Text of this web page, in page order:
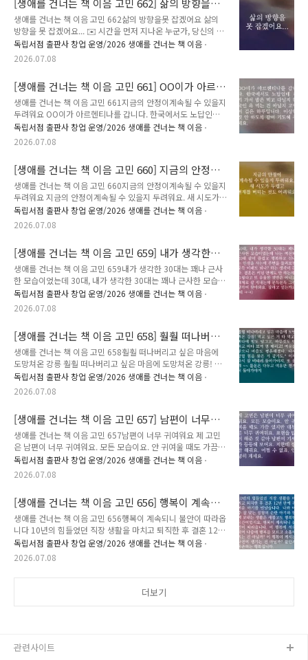
여러분이 남겨주신 추천은 비슷한 고민을 하는 또 다른 누군가에
게 다정한 이정표가 되어줄 예정입니다. 책 추천이 달린 고민 가
운데 80개를 선정해, 추천해주신 분의 이름(별명)으로 실제 고민
을 남긴 분에게 추천 도서를 선물해 드립니다.🕰️ 이 고민은
2026년 5월부터 6월까지 강릉 지역 7곳에서 진행된 [..
[생애를 건너는 책 이음 고민 662] 삶의 방향을못
잡겠어요
생애를 건너는 책 이음 고민 662삶의 방향을못 잡겠어요 삶의
방향을 못 잡겠어요... ✉️ 시간을 먼저 지나온 누군가, 당신의 고
민에 책으로 답합니다. 생애를 건너는 책 이음 : 시간을 건너 너
에게 갈게.✍️ 고민에 어울리는 책과 그 이유, 그리고 응원의 한
마디를 댓글에 남겨주세요.🎁 여러분이 남겨주신 추천은 비슷한
니다. 책 추천이 달린 고민 가운데 80개를 선정해, 추천해주신
분의 이름(별명)으로 실제 고민을 남긴 분에게 추천 도서를 선물
해 드립니다.🕰️ 이 고민은 2026년 5월부터 6월까지 강릉 지역
7곳에서 진행된 [생애를 건너는 책 이음] 프로그램을 통해 접수
되었습니다. 7월부터 8월까지 아래 장소를 직접 방문해 ..
독립서점 출판사 창업 운영/2026 생애를 건너는 책 이음
2026.07.08
[생애를 건너는 책 이음 고민 661] OO이가 아르
헨티나를 갑니다
생애를 건너는 책 이음 고민 661지금의 안정이계속될 수 있을지
두려워요 OO이가 아르헨티나를 갑니다. 한국에서도 노답인데
거기 가서 밥은 먹고 다닐지 한국인 욕 먹는 건 아닐지 고민이 깊
은 하루입니다. 이상한 짓 안 하도록 같이 기도해 주세요. ✉️ 시
간을 먼저 지나온 누군가, 당신의 고민에 책으로 답합니다. 생애
는 책과 그 이유, 그리고 응원의 한마디를 댓글에 남겨주세요.🎁
여러분이 남겨주신 추천은 비슷한 고민을 하는 또 다른 누군가에
게 다정한 이정표가 되어줄 예정입니다. 책 추천이 달린 고민 가
운데 80개를 선정해, 추천해주신 분의 이름(별명)으로 실제 고민
을 남긴 분에게 추천 도서를 선물해 드립니다.🕰️ 이 고민은 2..
독립서점 출판사 창업 운영/2026 생애를 건너는 책 이음
2026.07.08
[생애를 건너는 책 이음 고민 660] 지금의 안정이
계속될 수 있을지 두려워요
생애를 건너는 책 이음 고민 660지금의 안정이계속될 수 있을지
두려워요 지금의 안정이계속될 수 있을지 두려워요. 새 시도가
두렵고현재를 버티는 것도 어려워요. ✉️ 시간을 먼저 지나온 누
군가, 당신의 고민에 책으로 답합니다. 생애를 건너는 책 이음 :
시간을 건너 너에게 갈게.✍️ 고민에 어울리는 책과 그 이유, 그
추천은 비슷한 고민을 하는 또 다른 누군가에게 다정한 이정표가
되어줄 예정입니다. 책 추천이 달린 고민 가운데 80개를 선정해,
추천해주신 분의 이름(별명)으로 실제 고민을 남긴 분에게 추천
도서를 선물해 드립니다.🕰️ 이 고민은 2026년 5월부터 6월까
지 강릉 지역 7곳에서 진행된 [생애를 건너는 책 이음] 프로..
독립서점 출판사 창업 운영/2026 생애를 건너는 책 이음
2026.07.08
[생애를 건너는 책 이음 고민 659] 내가 생각한
30대는 꽤나 근사한 모습이었는데
생애를 건너는 책 이음 고민 659내가 생각한 30대는 꽤나 근사
한 모습이었는데 30대, 내가 생각한 30대는 꽤나 근사한 모습이
었는데 나는 여전히 20대 같이 즐겁고 행복하고 신나는 인생을
사는데 주변을 둘러보면 문득 이래도 되나? 하는 생각이 든다.
결혼은 커녕 연애도 안 하는데, 그렇다고 또 우울한 것만은 아니
있는가요? (네 ㅋㅋ) ✉️ 시간을 먼저 지나온 누군가, 당신의 고
민에 책으로 답합니다. 생애를 건너는 책 이음 : 시간을 건너 너
에게 갈게.✍️ 고민에 어울리는 책과 그 이유, 그리고 응원의 한
마디를 댓글에 남겨주세요.🎁 여러분이 남겨주신 추천은 비슷한
고민을 하는 또 다른 누군가에게 다정한 이정표가 되어줄 예정..
독립서점 출판사 창업 운영/2026 생애를 건너는 책 이음
2026.07.08
[생애를 건너는 책 이음 고민 658] 훨훨 떠나버리
고 싶은 마음에 도망쳐온 강릉
생애를 건너는 책 이음 고민 658훨훨 떠나버리고 싶은 마음에
도망쳐온 강릉 훨훨 떠나버리고 싶은 마음에 도망쳐온 강릉! 먹
고 싶은 거 다 먹고, 바다에 발도 담그고, 아무것도 안 하고 바다
보며 멍 때리고! 여유를 찾으니 마음도 평온해졌다. 다시 달릴 힘
을 찾은 거 같기도.* 이제 다시 잘 버티러 돌아가야지. 또 올게
나온 누군가, 당신의 고민에 책으로 답합니다. 생애를 건너는 책
이음 : 시간을 건너 너에게 갈게.✍️ 고민에 어울리는 책과 그 이
유, 그리고 응원의 한마디를 댓글에 남겨주세요.🎁 여러분이 남
겨주신 추천은 비슷한 고민을 하는 또 다른 누군가에게 다정한
이정표가 되어줄 예정입니다. 책 추천이 달린 고민 가운데..
독립서점 출판사 창업 운영/2026 생애를 건너는 책 이음
2026.07.08
[생애를 건너는 책 이음 고민 657] 남편이 너무
귀여워요
생애를 건너는 책 이음 고민 657남편이 너무 귀여워요 제 고민
은 남편이 너무 귀여워요. 모든 모습이요. 안 귀여울 때도 가끔
있지만 대부분 너무 귀여워요. 표현을 많이 해준 것 같아 남편이
기세가 등등해 보여요. 저한테 잘 안 해줘요. 어쩔 수 없죠. 안녕
히 계세요. ✉️ 시간을 먼저 지나온 누군가, 당신의 고민에 책으
✍️ 고민에 어울리는 책과 그 이유, 그리고 응원의 한마디를 댓글
에 남겨주세요.🎁 여러분이 남겨주신 추천은 비슷한 고민을 하
는 또 다른 누군가에게 다정한 이정표가 되어줄 예정입니다. 책
추천이 달린 고민 가운데 80개를 선정해, 추천해주신 분의 이름
(별명)으로 실제 고민을 남긴 분에게 추천 도서를 선물해 드립..
독립서점 출판사 창업 운영/2026 생애를 건너는 책 이음
2026.07.08
[생애를 건너는 책 이음 고민 656] 행복이 계속되
니 불안이 따라옵니다
생애를 건너는 책 이음 고민 656행복이 계속되니 불안이 따라옵
니다 10년의 힘들었던 직장 생활을 마치고 퇴직한 후 결혼 12년
만에 귀여운 아기를 만났습니다. 나와 아주 잘 맞는 성향의 순한
아기와 함께 보내는 생활은 새롭고도 행복한 시간이었지요. 행복
이 계속되니 불안이 따라옵니다. 이 행복에 적응되어 나중에 행
기는 건 아닐까? 불안과 공존하는 행복입니다. ✉️ 시간을 먼저
지나온 누군가, 당신의 고민에 책으로 답합니다. 생애를 건너는
..
독립서점 출판사 창업 운영/2026 생애를 건너는 책 이음
2026.07.08
더보기
관련사이트